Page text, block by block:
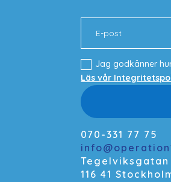
Jag godkänner
Läs vår
070-331 77 75
Tegelviksgatan
116 41